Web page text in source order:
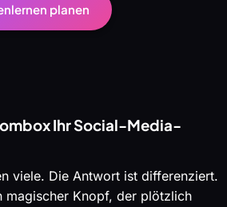
planen
Ihr Social-Media-
viele. Die Antwort ist differenziert.
magischer Knopf, der plötzlich